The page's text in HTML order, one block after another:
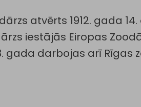
atvērts 1912. gada
iestājās Eiropas
gada darbojas arī Rīgas